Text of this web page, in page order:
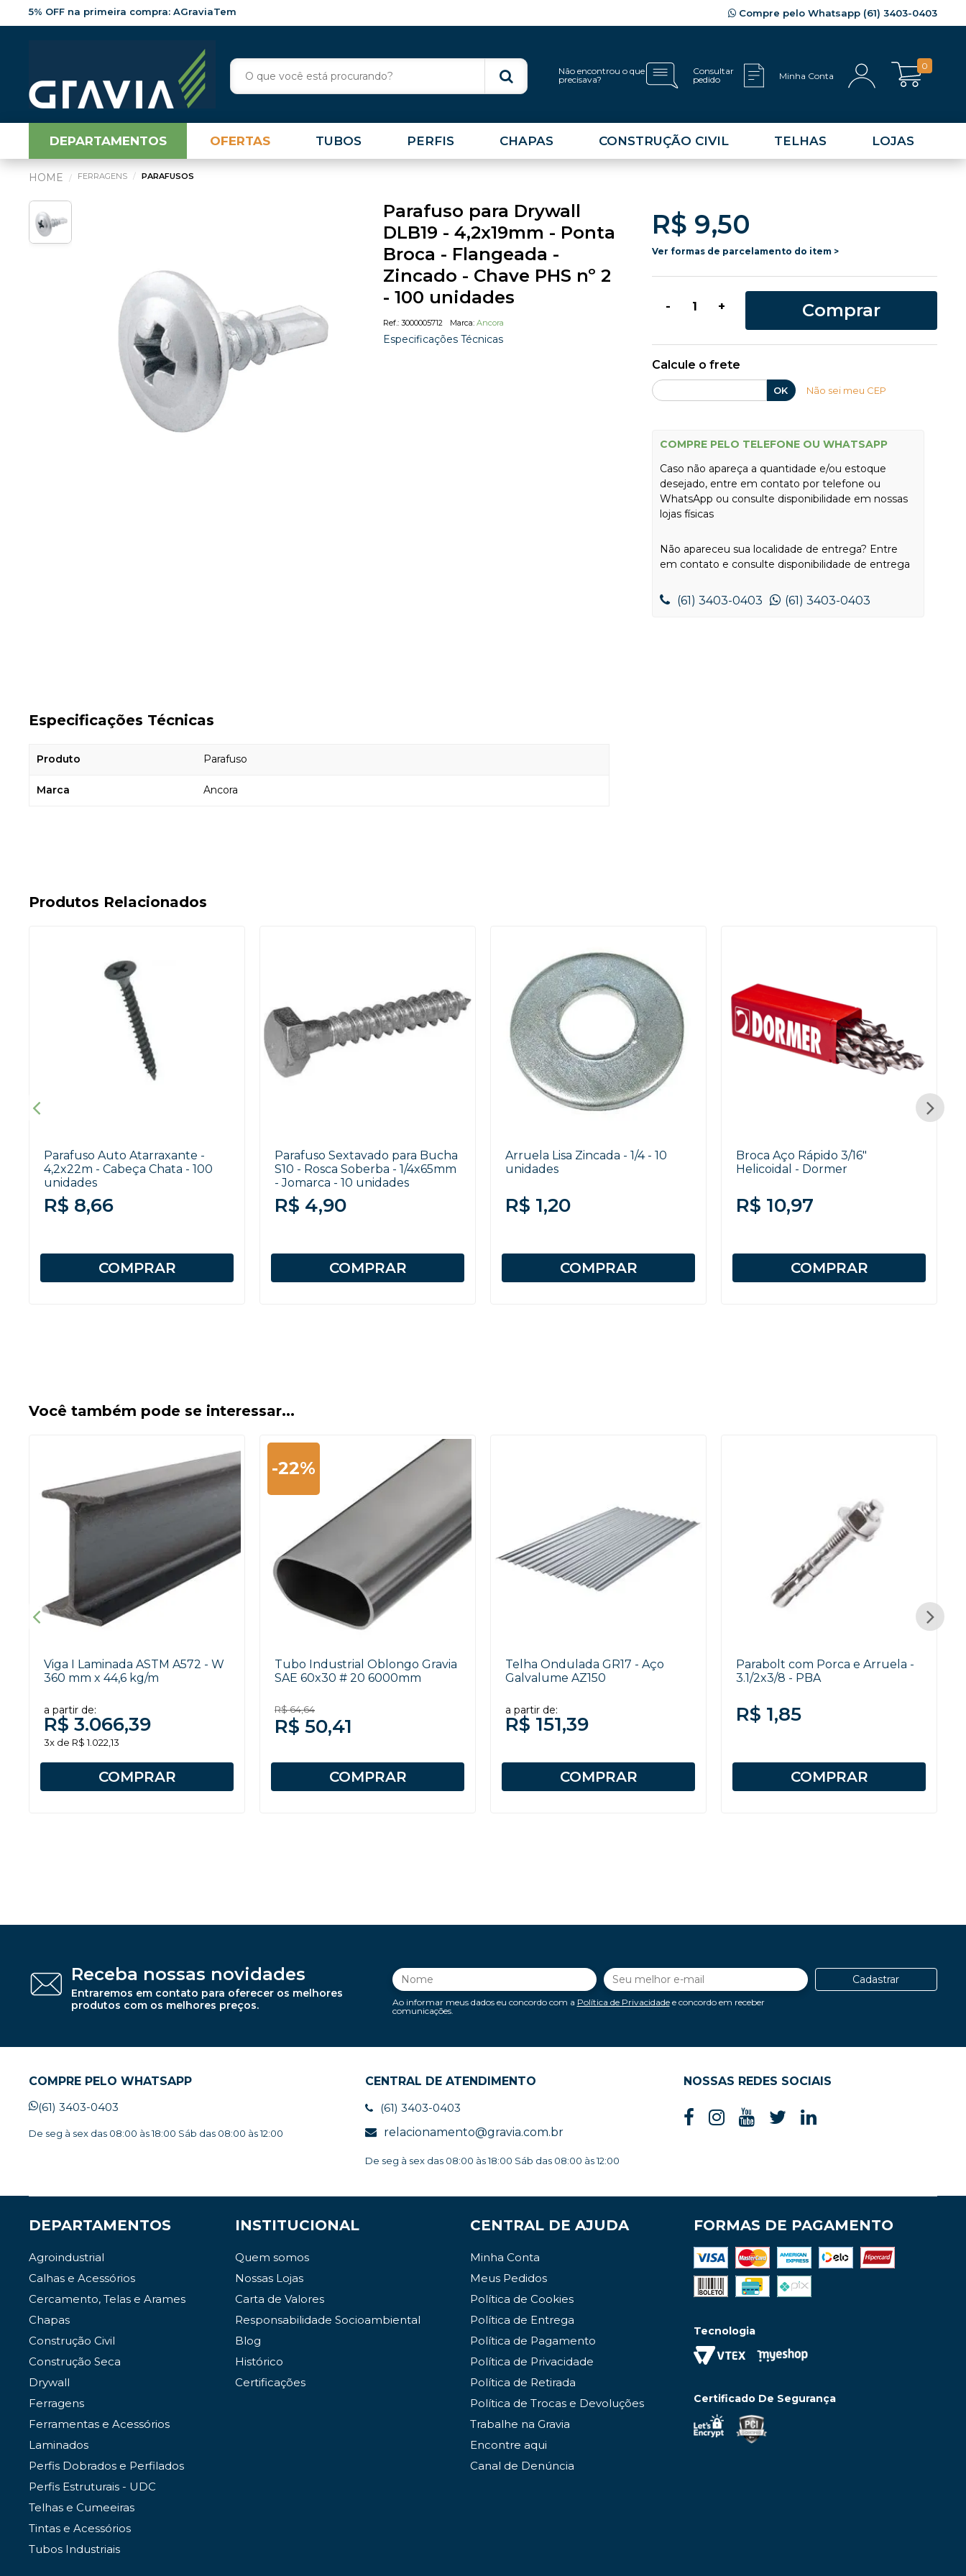
5% OFF na primeira compra: AGraviaTem Compre pelo Whatsapp (61) 3403-0403
0
Minha Conta
Consultar
pedido
Não encontrou o que
precisava?
DEPARTAMENTOS OFERTAS TUBOS PERFIS CHAPAS CONSTRUÇÃO CIVIL TELHAS LOJAS
FERRAGENS PARAFUSOS
Parafuso para Drywall
DLB19 - 4,2x19mm - Ponta
Broca - Flangeada -
Zincado - Chave PHS nº 2
- 100 unidades
3000005712 Ancora
Especificações Técnicas
R$ 9,50
Ver formas de parcelamento do item >
- + Comprar
Calcule o frete
OK Não sei meu CEP
COMPRE PELO TELEFONE OU WHATSAPP
Caso não apareça a quantidade e/ou estoque
desejado, entre em contato por telefone ou
WhatsApp ou consulte disponibilidade em nossas
lojas físicas
Não apareceu sua localidade de entrega? Entre
em contato e consulte disponibilidade de entrega
(61) 3403-0403 (61) 3403-0403
Especificações Técnicas
Produto Parafuso
Marca Ancora
Produtos Relacionados
Parafuso Auto Atarraxante -
4,2x22m - Cabeça Chata - 100
unidades
R$ 8,66
COMPRAR
Parafuso Sextavado para Bucha
S10 - Rosca Soberba - 1/4x65mm
- Jomarca - 10 unidades
R$ 4,90
COMPRAR
Arruela Lisa Zincada - 1/4 - 10
unidades
R$ 1,20
COMPRAR
Broca Aço Rápido 3/16"
Helicoidal - Dormer
R$ 10,97
COMPRAR
Você também pode se interessar...
Viga I Laminada ASTM A572 - W
360 mm x 44,6 kg/m
a partir de:
R$ 3.066,39
3x de R$ 1.022,13
COMPRAR
Tubo Industrial Oblongo Gravia
SAE 60x30 # 20 6000mm
R$ 64,64
R$ 50,41
COMPRAR
-22%
Telha Ondulada GR17 - Aço
Galvalume AZ150
a partir de:
R$ 151,39
COMPRAR
Parabolt com Porca e Arruela -
3.1/2x3/8 - PBA
R$ 1,85
COMPRAR
Receba nossas novidades
Entraremos em contato para oferecer os melhores
produtos com os melhores preços.
Ao informar meus dados eu concordo com a Política de Privacidadee concordo em receber
comunicações.
Cadastrar
COMPRE PELO WHATSAPP
(61) 3403-0403
De seg à sex das 08:00 às 18:00 Sáb das 08:00 às 12:00
CENTRAL DE ATENDIMENTO
(61) 3403-0403
relacionamento@gravia.com.br
De seg à sex das 08:00 às 18:00 Sáb das 08:00 às 12:00
NOSSAS REDES SOCIAIS
DEPARTAMENTOS
Agroindustrial
Calhas e Acessórios
Cercamento, Telas e Arames
Chapas
Construção Civil
Construção Seca
Drywall
Ferragens
Ferramentas e Acessórios
Laminados
Perfis Dobrados e Perfilados
Perfis Estruturais - UDC
Telhas e Cumeeiras
Tintas e Acessórios
Tubos Industriais
INSTITUCIONAL
Quem somos
Nossas Lojas
Carta de Valores
Responsabilidade Socioambiental
Blog
Histórico
Certificações
CENTRAL DE AJUDA
Minha Conta
Meus Pedidos
Política de Cookies
Política de Entrega
Política de Pagamento
Política de Privacidade
Política de Retirada
Política de Trocas e Devoluções
Trabalhe na Gravia
Encontre aqui
Canal de Denúncia
FORMAS DE PAGAMENTO
Tecnologia
Certificado De Segurança